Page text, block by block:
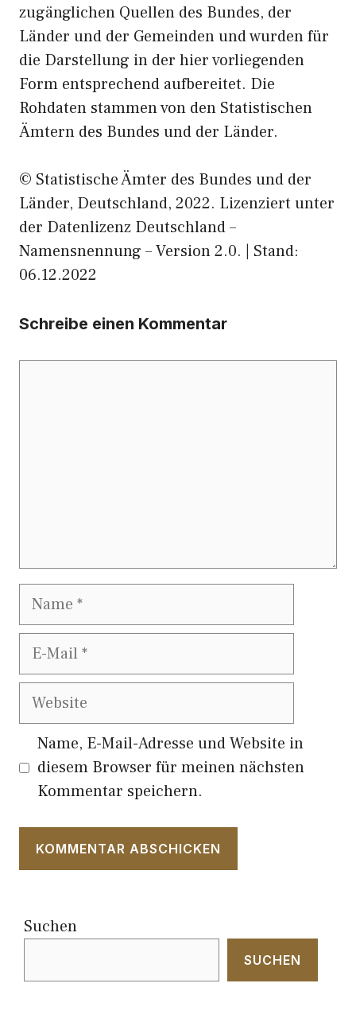
zugänglichen Quellen des Bundes, der
Länder und der Gemeinden und wurden für
die Darstellung in der hier vorliegenden
Form entsprechend aufbereitet. Die
Rohdaten stammen von den Statistischen
Ämtern des Bundes und der Länder.
© Statistische Ämter des Bundes und der
Länder, Deutschland, 2022. Lizenziert unter
der Datenlizenz Deutschland –
Namensnennung – Version 2.0. | Stand:
06.12.2022
Schreibe einen Kommentar
Name
E-
Website
Name, E-Mail-Adresse und Website in
diesem Browser für meinen nächsten
Kommentar speichern.
Suchen
SUCHEN